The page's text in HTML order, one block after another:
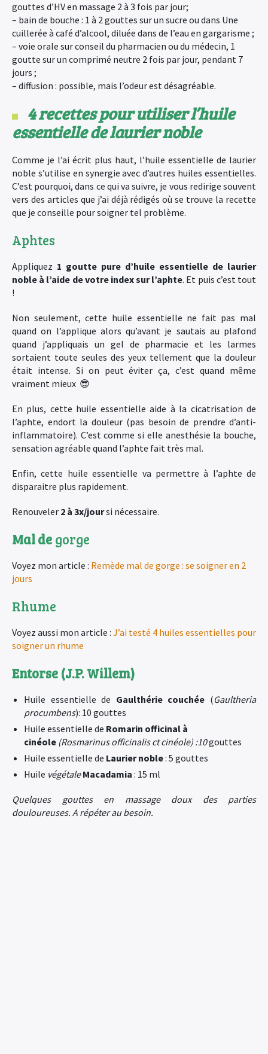
gouttes d’HV en massage 2 à 3 fois par jour;
– bain de bouche : 1 à 2 gouttes sur un sucre ou dans Une
cuillerée à café d’alcool, diluée dans de l’eau en gargarisme ;
– voie orale sur conseil du pharmacien ou du médecin, 1
goutte sur un comprimé neutre 2 fois par jour, pendant 7
jours ;
– diffusion : possible, mais l’odeur est désagréable.
4 recettes pour utiliser l’huile
essentielle de laurier noble
Comme je l’ai écrit plus haut, l’huile essentielle de laurier
noble s’utilise en synergie avec d’autres huiles essentielles.
C’est pourquoi, dans ce qui va suivre, je vous redirige souvent
vers des articles que j’ai déjà rédigés où se trouve la recette
que je conseille pour soigner tel problème.
Aphtes
Appliquez 1 goutte pure d’huile essentielle de laurier
noble à l’aide de votre index sur l’aphte. Et puis c’est tout
!
Non seulement, cette huile essentielle ne fait pas mal
quand on l’applique alors qu’avant je sautais au plafond
quand j’appliquais un gel de pharmacie et les larmes
sortaient toute seules des yeux tellement que la douleur
était intense. Si on peut éviter ça, c’est quand même
vraiment mieux 😎
En plus, cette huile essentielle aide à la cicatrisation de
l’aphte, endort la douleur (pas besoin de prendre d’anti-
inflammatoire). C’est comme si elle anesthésie la bouche,
sensation agréable quand l’aphte fait très mal.
Enfin, cette huile essentielle va permettre à l’aphte de
disparaitre plus rapidement.
Renouveler 2 à 3x/joursi nécessaire.
Mal de gorge
Voyez mon article : Remède mal de gorge : se soigner en 2
jours
Rhume
Voyez aussi mon article : J’ai testé 4 huiles essentielles pour
soigner un rhume
Entorse (J.P. Willem)
Huile essentielle de Gaulthérie couchée (Gaultheria
procumbens): 10 gouttes
Huile essentielle de Romarin officinal à
cinéole (Rosmarinus officinalis ct cinéole) :10gouttes
Huile essentielle de Laurier noble: 5 gouttes
Huile végétale Macadamia : 15 ml
Quelques gouttes en massage doux des parties
douloureuses. A répéter au besoin.